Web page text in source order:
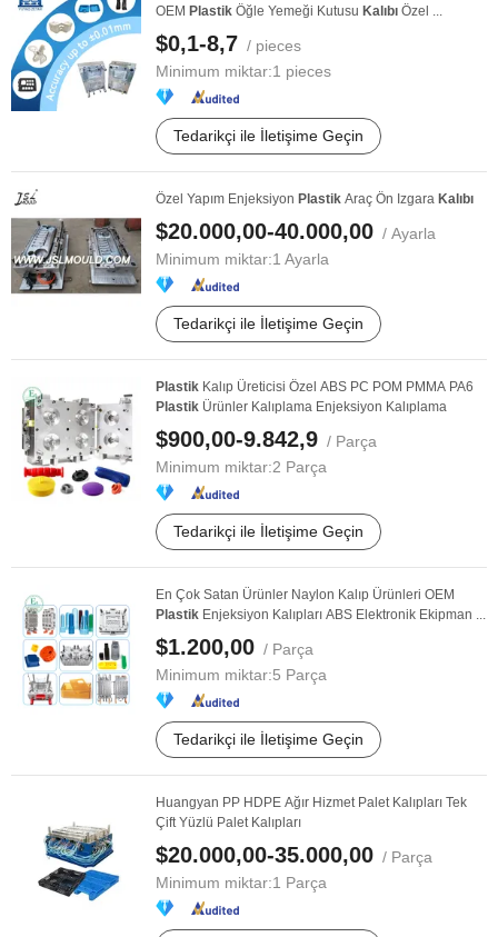
OEM Plastik Öğle Yemeği Kutusu Kalıbı Özel ...
$0,1-8,7 / pieces
Minimum miktar:1 pieces
Tedarikçi ile İletişime Geçin
Özel Yapım Enjeksiyon Plastik Araç Ön Izgara Kalıbı
$20.000,00-40.000,00 / Ayarla
Minimum miktar:1 Ayarla
Tedarikçi ile İletişime Geçin
Plastik Kalıp Üreticisi Özel ABS PC POM PMMA PA6
Plastik Ürünler Kalıplama Enjeksiyon Kalıplama
$900,00-9.842,9 / Parça
Minimum miktar:2 Parça
Tedarikçi ile İletişime Geçin
En Çok Satan Ürünler Naylon Kalıp Ürünleri OEM
Plastik Enjeksiyon Kalıpları ABS Elektronik Ekipman ...
$1.200,00 / Parça
Minimum miktar:5 Parça
Tedarikçi ile İletişime Geçin
Huangyan PP HDPE Ağır Hizmet Palet Kalıpları Tek
Çift Yüzlü Palet Kalıpları
$20.000,00-35.000,00 / Parça
Minimum miktar:1 Parça